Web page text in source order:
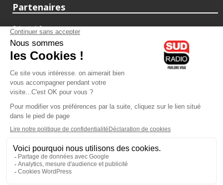
Partenaires
fiducial.fr
lyoncapitale.fr
olympique-et-lyonnais.com
L'application Iphone / Android
Téléchargez l'application
Les cookies
Gestion des cookies
Crédit photos : ©Sud Radio / Pierre Olivier